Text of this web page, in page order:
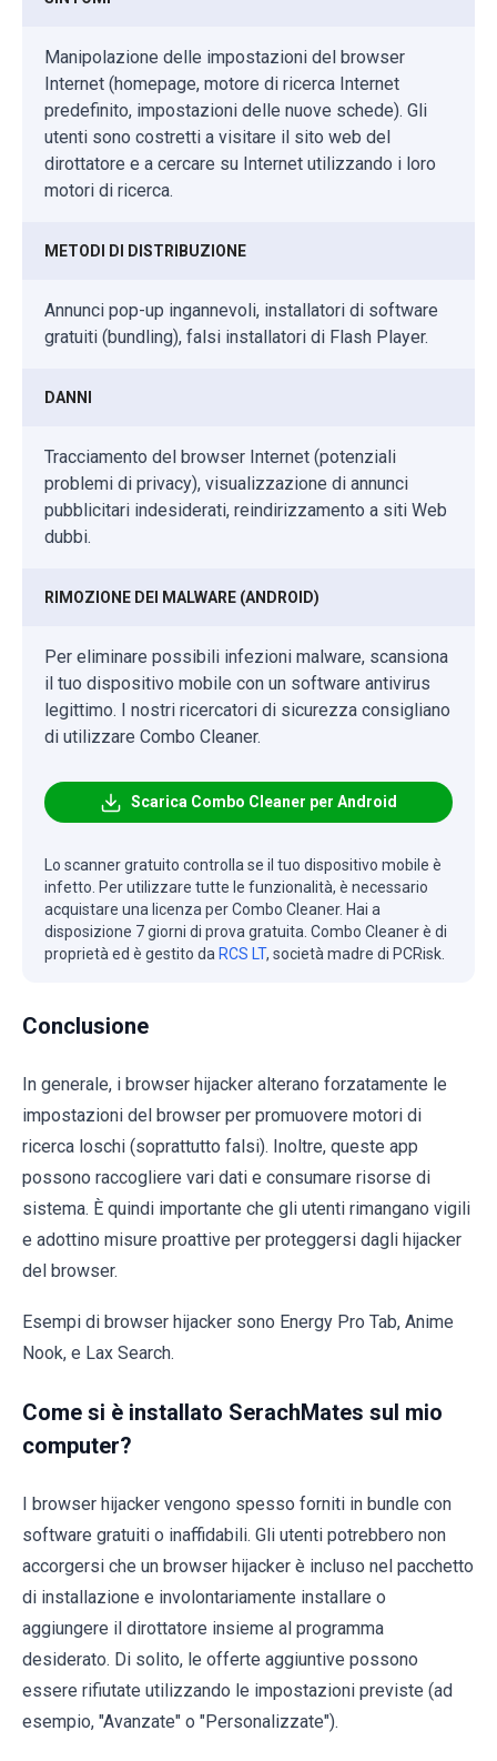
Manipolazione delle impostazioni del browser
Internet (homepage, motore di ricerca Internet
predefinito, impostazioni delle nuove schede). Gli
utenti sono costretti a visitare il sito web del
dirottatore e a cercare su Internet utilizzando i loro
motori di ricerca.
METODI DI DISTRIBUZIONE
Annunci pop-up ingannevoli, installatori di software
gratuiti (bundling), falsi installatori di Flash Player.
DANNI
Tracciamento del browser Internet (potenziali
problemi di privacy), visualizzazione di annunci
pubblicitari indesiderati, reindirizzamento a siti Web
dubbi.
RIMOZIONE DEI MALWARE (ANDROID)
Per eliminare possibili infezioni malware, scansiona
il tuo dispositivo mobile con un software antivirus
legittimo. I nostri ricercatori di sicurezza consigliano
di utilizzare Combo Cleaner.
Scarica Combo Cleaner per Android
Lo scanner gratuito controlla se il tuo dispositivo mobile è
infetto. Per utilizzare tutte le funzionalità, è necessario
acquistare una licenza per Combo Cleaner. Hai a
disposizione 7 giorni di prova gratuita. Combo Cleaner è di
proprietà ed è gestito da RCS LT, società madre di PCRisk.
Conclusione
In generale, i browser hijacker alterano forzatamente le
impostazioni del browser per promuovere motori di
ricerca loschi (soprattutto falsi). Inoltre, queste app
possono raccogliere vari dati e consumare risorse di
sistema. È quindi importante che gli utenti rimangano vigili
e adottino misure proattive per proteggersi dagli hijacker
del browser.
Esempi di browser hijacker sono Energy Pro Tab, Anime
Nook, e Lax Search.
Come si è installato SerachMates sul mio
computer?
I browser hijacker vengono spesso forniti in bundle con
software gratuiti o inaffidabili. Gli utenti potrebbero non
accorgersi che un browser hijacker è incluso nel pacchetto
di installazione e involontariamente installare o
aggiungere il dirottatore insieme al programma
desiderato. Di solito, le offerte aggiuntive possono
essere rifiutate utilizzando le impostazioni previste (ad
esempio, "Avanzate" o "Personalizzate").